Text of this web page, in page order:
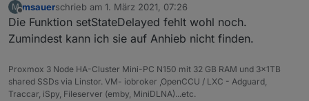
M
Offline
msauerschrieb am 1. März 2021, 07:26
zuletzt editiert von
Die Funktion setStateDelayed fehlt wohl noch.
Zumindest kann ich sie auf Anhieb nicht finden.
Proxmox 3 Node HA-Cluster Mini-PC N150 mit 32 GB RAM und 3x1TB
shared SSDs via Linstor. VM- iobroker ,OpenCCU / LXC - Adguard,
Traccar, iSpy, Fileserver (emby, MiniDLNA)...etc.